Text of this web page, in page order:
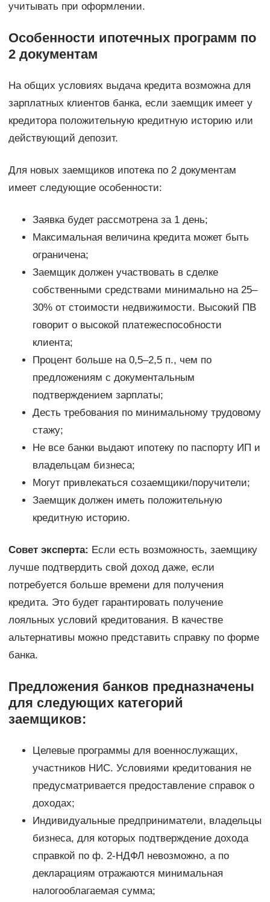
учитывать при оформлении.
Особенности ипотечных программ по
2 документам
На общих условиях выдача кредита возможна для
зарплатных клиентов банка, если заемщик имеет у
кредитора положительную кредитную историю или
действующий депозит.
Для новых заемщиков ипотека по 2 документам
имеет следующие особенности:
Заявка будет рассмотрена за 1 день;
Максимальная величина кредита может быть
ограничена;
Заемщик должен участвовать в сделке
собственными средствами минимально на 25–
30% от стоимости недвижимости. Высокий ПВ
говорит о высокой платежеспособности
клиента;
Процент больше на 0,5–2,5 п., чем по
предложениям с документальным
подтверждением зарплаты;
Десть требования по минимальному трудовому
стажу;
Не все банки выдают ипотеку по паспорту ИП и
владельцам бизнеса;
Могут привлекаться созаемщики/поручители;
Заемщик должен иметь положительную
кредитную историю.
Совет эксперта: Если есть возможность, заемщику
лучше подтвердить свой доход даже, если
потребуется больше времени для получения
кредита. Это будет гарантировать получение
лояльных условий кредитования. В качестве
альтернативы можно представить справку по форме
банка.
Предложения банков предназначены
для следующих категорий
заемщиков:
Целевые программы для военнослужащих,
участников НИС. Условиями кредитования не
предусматривается предоставление справок о
доходах;
Индивидуальные предприниматели, владельцы
бизнеса, для которых подтверждение дохода
справкой по ф. 2-НДФЛ невозможно, а по
декларациям отражаются минимальная
налогооблагаемая сумма;